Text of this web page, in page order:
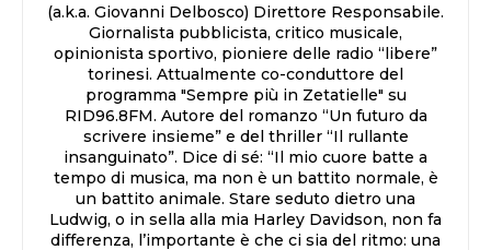
(a.k.a. Giovanni Delbosco) Direttore Responsabile.
Giornalista pubblicista, critico musicale,
opinionista sportivo, pioniere delle radio “libere”
torinesi. Attualmente co-conduttore del
programma "Sempre più in Zetatielle" su
RID96.8FM. Autore del romanzo “Un futuro da
scrivere insieme” e del thriller “Il rullante
insanguinato”. Dice di sé: “Il mio cuore batte a
tempo di musica, ma non è un battito normale, è
un battito animale. Stare seduto dietro una
Ludwig, o in sella alla mia Harley Davidson, non fa
differenza, l’importante è che ci sia del ritmo: una